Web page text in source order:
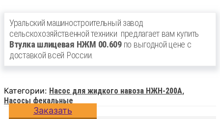
Уральский машиностроительный завод
сельскохозяйственной техники предлагает вам купить
Втулка шлицевая НЖМ 00.609по выгодной цене с
доставкой всей России.
Категории: Насос для жидкого навоза НЖН-200А,
Насосы фекальные
Заказать